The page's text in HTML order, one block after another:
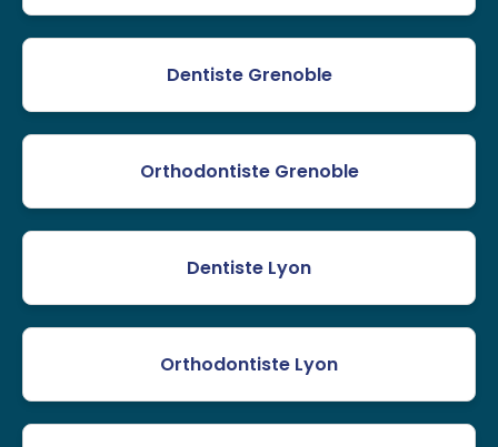
Dentiste Grenoble
Orthodontiste Grenoble
Dentiste Lyon
Orthodontiste Lyon